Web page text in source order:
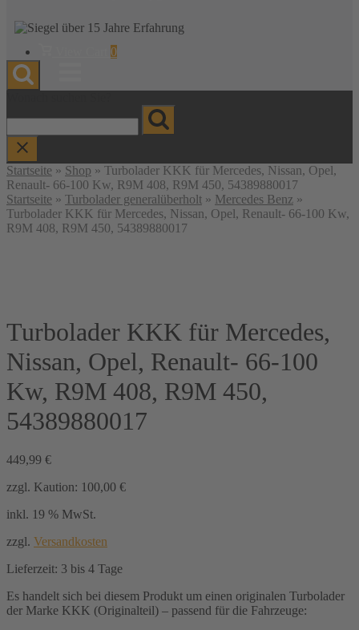
anzeigen
0
Startseite » Shop » Turbolader KKK für Mercedes, Nissan, Opel,
Renault- 66-100 Kw, R9M 408, R9M 450, 54389880017
Startseite » Turbolader generalüberholt » Mercedes Benz »
Turbolader KKK für Mercedes, Nissan, Opel, Renault- 66-100 Kw,
R9M 408, R9M 450, 54389880017
Turbolader KKK für Mercedes,
Nissan, Opel, Renault- 66-100
Kw, R9M 408, R9M 450,
54389880017
449,99 €
zzgl. Kaution: 100,00 €
inkl. 19 % MwSt.
zzgl. Versandkosten
Lieferzeit: 3 bis 4 Tage
Es handelt sich bei diesem Produkt um einen originalen Turbolader
der Marke KKK (Originalteil) – passend für die Fahrzeuge: